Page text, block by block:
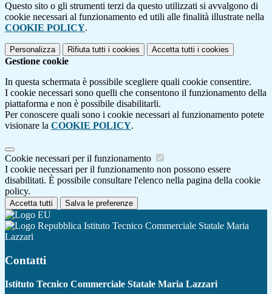
Questo sito o gli strumenti terzi da questo utilizzati si avvalgono di
cookie necessari al funzionamento ed utili alle finalità illustrate nella
COOKIE POLICY.
Personalizza Rifiuta tutti i cookies Accetta tutti i cookies
Gestione cookie
In questa schermata è possibile scegliere quali cookie consentire.
I cookie necessari sono quelli che consentono il funzionamento della
piattaforma e non è possibile disabilitarli.
Per conoscere quali sono i cookie necessari al funzionamento potete
visionare la COOKIE POLICY.
Cookie necessari per il funzionamento
I cookie necessari per il funzionamento non possono essere
disabilitati. È possibile consultare l'elenco nella pagina della cookie
policy.
Accetta tutti Salva le preferenze
Istituto Tecnico Commerciale Statale Maria
Lazzari
Contatti
Istituto Tecnico Commerciale Statale Maria Lazzari